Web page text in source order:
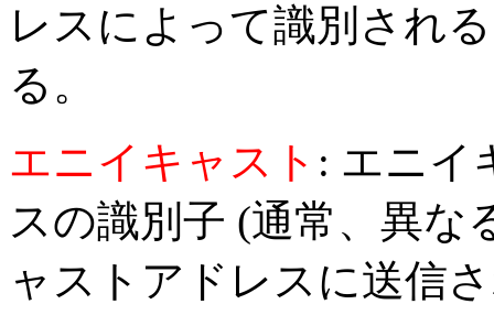
レスによって識別され
る。
エニイキャスト : エニイ
スの識別子 (通常、異
ャストアドレスに送信